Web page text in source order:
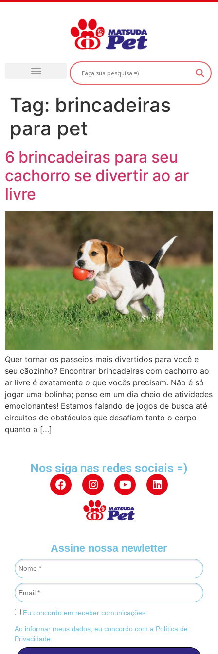
Tag: brincadeiras
para pet
6 brincadeiras para seu
cachorro se divertir ao ar
livre
Quer tornar os passeios mais divertidos para você e
seu cãozinho? Encontrar brincadeiras com cachorro ao
ar livre é exatamente o que vocês precisam. Não é só
jogar uma bolinha; pense em um dia cheio de atividades
emocionantes! Estamos falando de jogos de busca até
circuitos de obstáculos que desafiam tanto o corpo
quanto a […]
Nos siga nas redes sociais =)
Assine nossa newletter
Eu concordo em receber comunicações.
Ao informar meus dados, eu concordo com a Política de
Privacidade